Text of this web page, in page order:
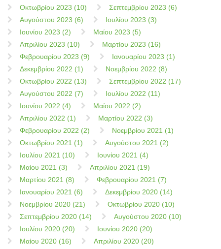
Οκτωβρίου 2023 (10)
Σεπτεμβρίου 2023 (6)
Αυγούστου 2023 (6)
Ιουλίου 2023 (3)
Ιουνίου 2023 (2)
Μαίου 2023 (5)
Απριλίου 2023 (10)
Μαρτίου 2023 (16)
Φεβρουαρίου 2023 (9)
Ιανουαρίου 2023 (1)
Δεκεμβρίου 2022 (1)
Νοεμβρίου 2022 (8)
Οκτωβρίου 2022 (13)
Σεπτεμβρίου 2022 (17)
Αυγούστου 2022 (7)
Ιουλίου 2022 (11)
Ιουνίου 2022 (4)
Μαίου 2022 (2)
Απριλίου 2022 (1)
Μαρτίου 2022 (3)
Φεβρουαρίου 2022 (2)
Νοεμβρίου 2021 (1)
Οκτωβρίου 2021 (1)
Αυγούστου 2021 (2)
Ιουλίου 2021 (10)
Ιουνίου 2021 (4)
Μαίου 2021 (3)
Απριλίου 2021 (19)
Μαρτίου 2021 (8)
Φεβρουαρίου 2021 (7)
Ιανουαρίου 2021 (6)
Δεκεμβρίου 2020 (14)
Νοεμβρίου 2020 (21)
Οκτωβρίου 2020 (10)
Σεπτεμβρίου 2020 (14)
Αυγούστου 2020 (10)
Ιουλίου 2020 (20)
Ιουνίου 2020 (20)
Μαίου 2020 (16)
Απριλίου 2020 (20)